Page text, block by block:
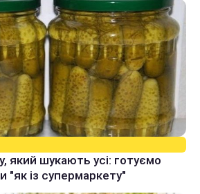
який шукають усі: готуємо
"як із супермаркету"